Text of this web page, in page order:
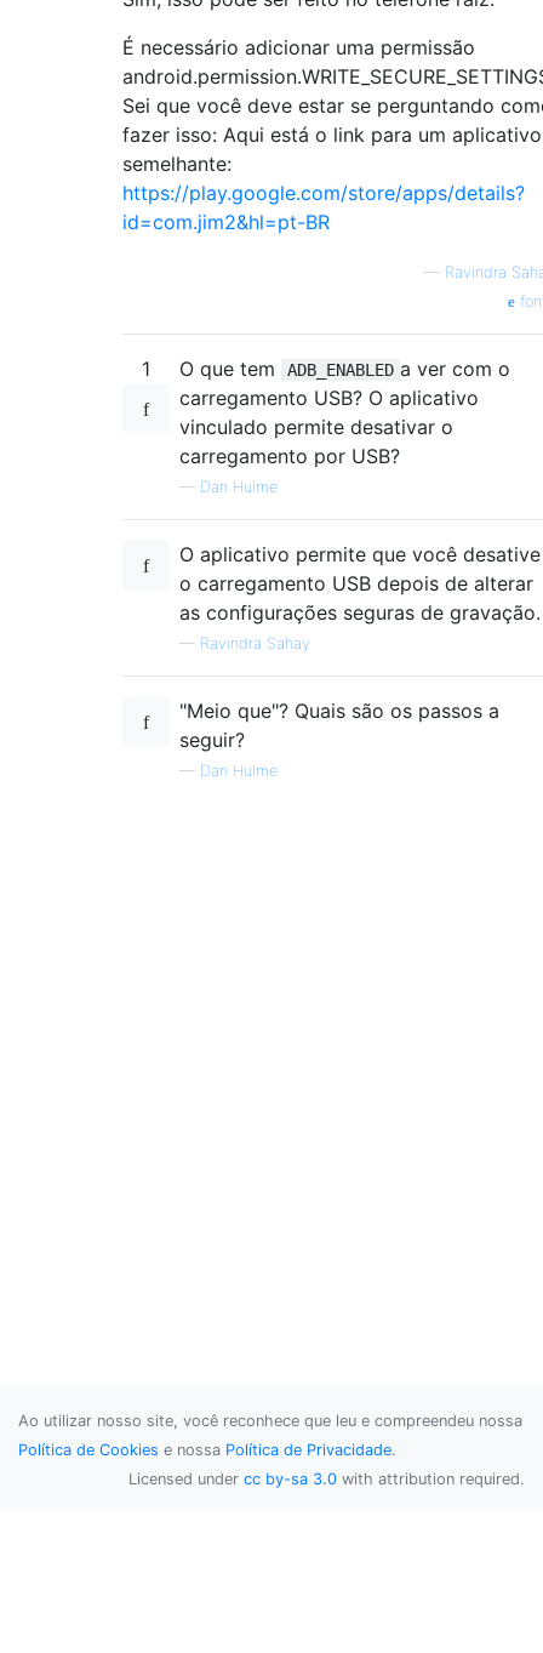
É necessário adicionar uma permissão
Sei que você deve estar se perguntando
fazer isso: Aqui está o link para um aplicativo
semelhante:
https://play.google.com/store/apps/details?
id=com.jim2&hl=pt-BR
— Ravindra
1 O que tem ADB_ENABLED a ver com o
carregamento USB? O aplicativo
vinculado permite desativar o
carregamento por USB?
— Dan Hulme
O aplicativo permite que você desative
o carregamento USB depois de alterar
as configurações seguras de gravação.
— Ravindra Sahay
"Meio que"? Quais são os passos a
seguir?
— Dan Hulme
Ao utilizar nosso site, você reconhece que leu e compreendeu nossa
Política de Cookies e nossa Política de Privacidade.
Licensed under cc by-sa 3.0 with attribution required.